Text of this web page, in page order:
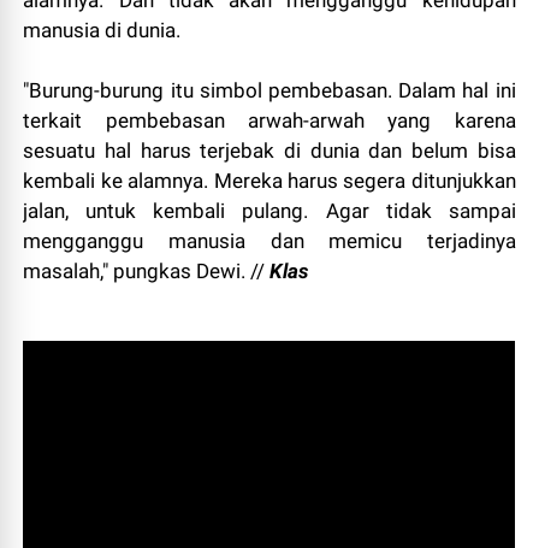
manusia di dunia.
"Burung-burung itu simbol pembebasan. Dalam hal ini
terkait pembebasan arwah-arwah yang karena
sesuatu hal harus terjebak di dunia dan belum bisa
kembali ke alamnya. Mereka harus segera ditunjukkan
jalan, untuk kembali pulang. Agar tidak sampai
mengganggu manusia dan memicu terjadinya
masalah," pungkas Dewi. //Klas